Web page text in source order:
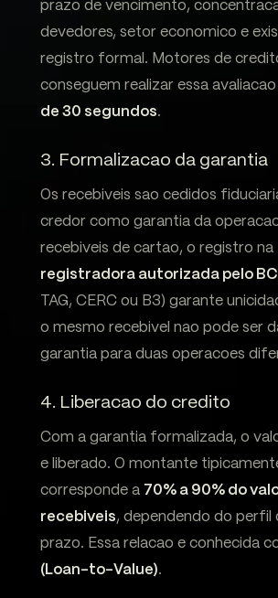
prazo de vencimento,
devedores, setor economico e
registro formal. Motores de
conseguem realizar essa
de 30 segundos.
3. Formalizacao da garantia
Os recebiveis sao cedidos
credor como garantia da
recebiveis de cartao, o registro na
registradora autorizada pelo
TAG, CERC ou B3) garante
o mesmo recebivel nao pode ser
garantia para duas operacoes
4. Liberacao do credito
Com a garantia formalizada, o
e liberado. O montante
corresponde a 70% a 90% do
recebiveis, dependendo do perfil
prazo. Essa relacao e conhecida
(Loan-to-Value).